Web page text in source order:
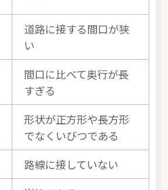
道路に接する間口が狭
い
間口に比べて奥行が長
すぎる
形状が正方形や長方形
でなくいびつである
路線に接していない